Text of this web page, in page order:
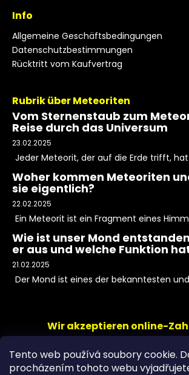
Tento web používá soubory cookie.
procházením tohoto webu
Info
Allgemeine Geschäftsbedingungen
Datenschutzbestimmungen
Rücktritt vom Kaufvertrag
Rubrik über Meteoriten
Vom Sternenstaub zum
Reise durch das Universum
23.02.2025
Jeder Meteorit, der auf die Erde trifft, hat
Woher kommen Meteoriten
sie eigentlich?
22.02.2025
Ein Meteorit ist ein Fragment eines
Wie ist unser Mond
er aus und welche Funktion
21.02.2025
Der Mond ist eines der bekanntesten
Wir akzeptieren online-